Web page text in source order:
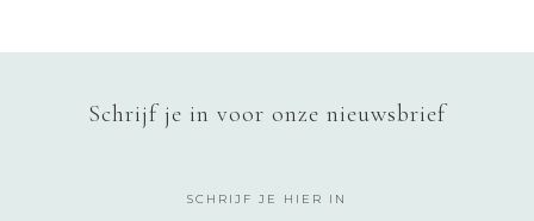
Schrijf je in voor onze nieuwsbrief
SCHRIJF JE HIER IN